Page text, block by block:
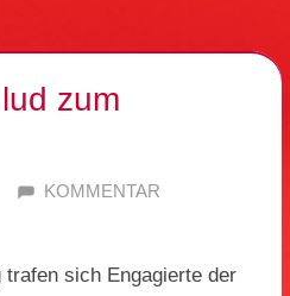
zum
SPD EITORF
KOMMENTAR
sich Engagierte der